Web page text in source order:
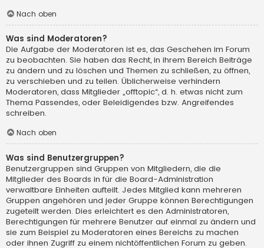
Nach oben
Was sind Moderatoren?
Die Aufgabe der Moderatoren ist es, das Geschehen im Forum
zu beobachten. Sie haben das Recht, in ihrem Bereich Beiträge
zu ändern und zu löschen und Themen zu schließen, zu öffnen,
zu verschieben und zu teilen. Üblicherweise verhindern
Moderatoren, dass Mitglieder „offtopic“, d. h. etwas nicht zum
Thema Passendes, oder Beleidigendes bzw. Angreifendes
schreiben.
Nach oben
Was sind Benutzergruppen?
Benutzergruppen sind Gruppen von Mitgliedern, die die
Mitglieder des Boards in für die Board-Administration
verwaltbare Einheiten aufteilt. Jedes Mitglied kann mehreren
Gruppen angehören und jeder Gruppe können Berechtigungen
zugeteilt werden. Dies erleichtert es den Administratoren,
Berechtigungen für mehrere Benutzer auf einmal zu ändern und
sie zum Beispiel zu Moderatoren eines Bereichs zu machen
oder ihnen Zugriff zu einem nichtöffentlichen Forum zu geben.